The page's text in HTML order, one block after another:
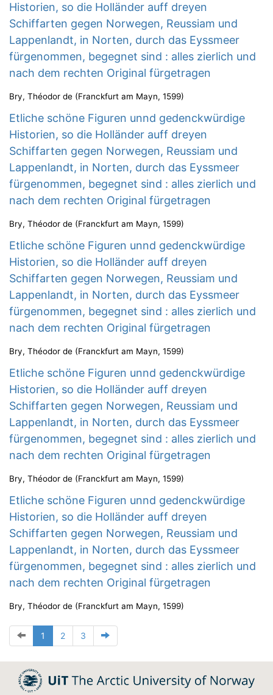
Historien, so die Holländer auff dreyen
Schiffarten gegen Norwegen, Reussiam und
Lappenlandt, in Norten, durch das Eyssmeer
fürgenommen, begegnet sind : alles zierlich und
nach dem rechten Original fürgetragen
Bry, Théodor de (Franckfurt am Mayn, 1599)
Etliche schöne Figuren unnd gedenckwürdige
Historien, so die Holländer auff dreyen
Schiffarten gegen Norwegen, Reussiam und
Lappenlandt, in Norten, durch das Eyssmeer
fürgenommen, begegnet sind : alles zierlich und
nach dem rechten Original fürgetragen
Bry, Théodor de (Franckfurt am Mayn, 1599)
Etliche schöne Figuren unnd gedenckwürdige
Historien, so die Holländer auff dreyen
Schiffarten gegen Norwegen, Reussiam und
Lappenlandt, in Norten, durch das Eyssmeer
fürgenommen, begegnet sind : alles zierlich und
nach dem rechten Original fürgetragen
Bry, Théodor de (Franckfurt am Mayn, 1599)
Etliche schöne Figuren unnd gedenckwürdige
Historien, so die Holländer auff dreyen
Schiffarten gegen Norwegen, Reussiam und
Lappenlandt, in Norten, durch das Eyssmeer
fürgenommen, begegnet sind : alles zierlich und
nach dem rechten Original fürgetragen
Bry, Théodor de (Franckfurt am Mayn, 1599)
Etliche schöne Figuren unnd gedenckwürdige
Historien, so die Holländer auff dreyen
Schiffarten gegen Norwegen, Reussiam und
Lappenlandt, in Norten, durch das Eyssmeer
fürgenommen, begegnet sind : alles zierlich und
nach dem rechten Original fürgetragen
Bry, Théodor de (Franckfurt am Mayn, 1599)
1 2 3